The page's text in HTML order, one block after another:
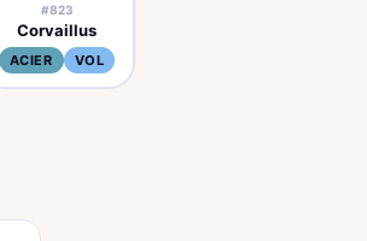
#823
Corvaillus
ACIER VOL